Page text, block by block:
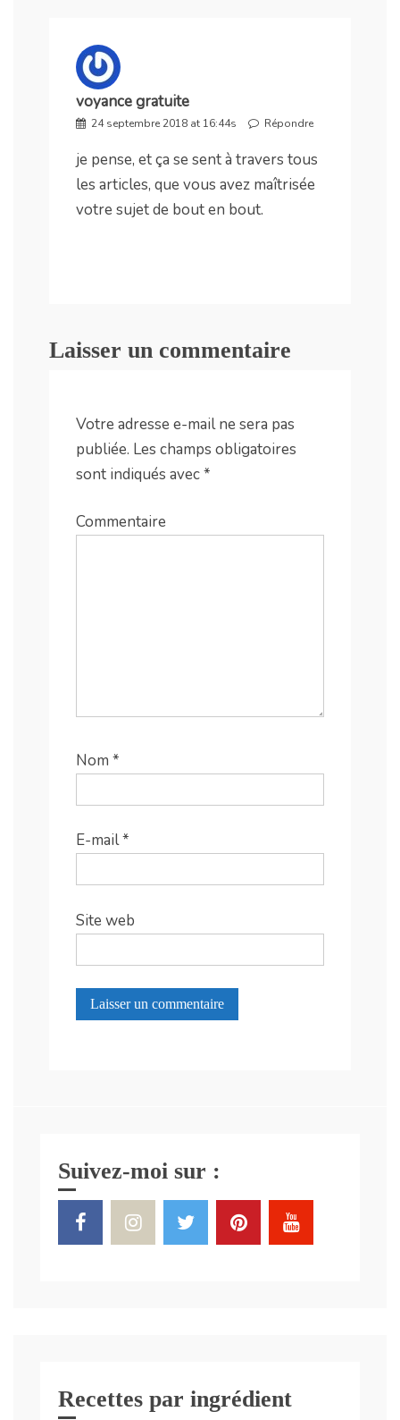
voyance gratuite
24 septembre 2018 at 16:44s Répondre
je pense, et ça se sent à travers tous
les articles, que vous avez maîtrisée
votre sujet de bout en bout.
Laisser un commentaire
Votre adresse e-mail ne sera pas
publiée. Les champs obligatoires
sont indiqués avec*
Commentaire
Nom *
E-mail*
Site web
Suivez-moi sur :
Recettes par ingrédient